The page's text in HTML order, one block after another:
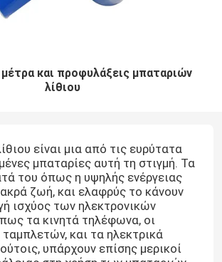
και προφυλάξεις μπαταριών
λίθιου
είναι μια από τις ευρύτατα
μπαταρίες αυτή τη στιγμή. Τα
του όπως η υψηλής ενέργειας
ζωή, και ελαφρύς το κάνουν
ισχύος των ηλεκτρονικών
τα κινητά τηλέφωνα, οι
και τα ηλεκτρικά
υπάρχουν επίσης μερικοί